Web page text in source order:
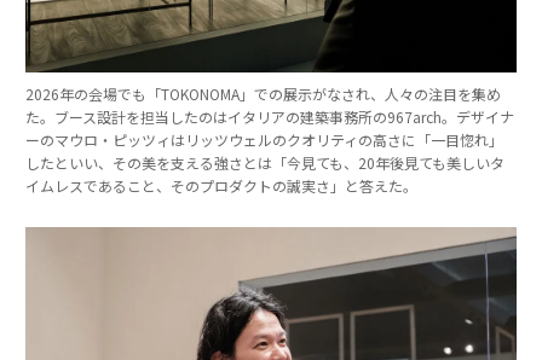
2026年の会場でも「TOKONOMA」での展示がなされ、人々の注目を集め
た。ブース設計を担当したのはイタリアの建築事務所の967arch。デザイナ
ーのマウロ・ピッツィはリッツウェルのクオリティの高さに「一目惚れ」
したといい、その美を支える強さとは「今見ても、20年後見ても美しいタ
イムレスであること、そのプロダクトの誠実さ」と答えた。